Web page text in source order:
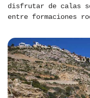
disfrutar de calas
entre formaciones